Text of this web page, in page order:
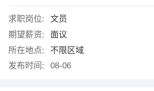
求职岗位:
文员
期望薪资:
面议
所在地点:
不限区域
发布时间:
08-06